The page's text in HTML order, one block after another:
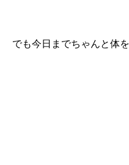
でも今日までちゃんと体